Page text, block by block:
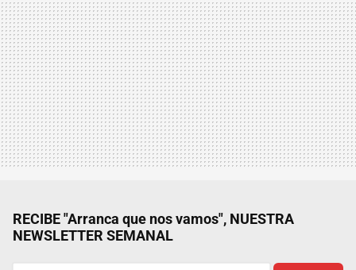
RECIBE "Arranca que nos vamos", NUESTRA
NEWSLETTER SEMANAL